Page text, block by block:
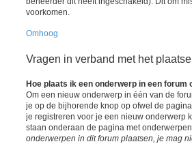
voorkomen.
Omhoog
Vragen in verband met het
Hoe plaats ik een onderwerp in een forum
Om een nieuw onderwerp in één van de
je op de bijhorende knop op ofwel de
je registreren voor je een nieuw onderwerp
staan onderaan de pagina met
onderwerpen in dit forum plaatsen, je mag